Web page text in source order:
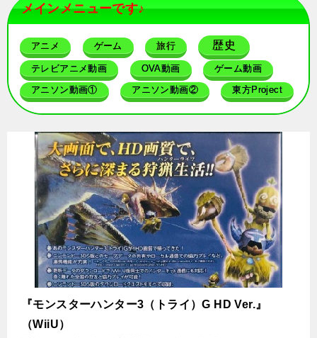
メインメニューです♪
アニメ ゲーム 旅行 歴史
テレビアニメ動画 OVA動画 ゲーム動画
アニソン動画① アニソン動画② 東方Project
『モンスターハンター3（トライ）G HD Ver.』
（WiiU）